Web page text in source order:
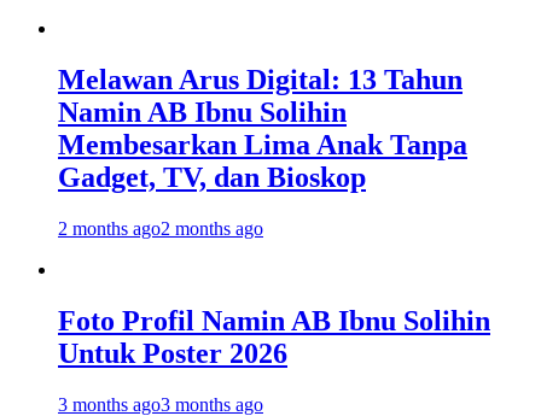
Melawan Arus Digital: 13 Tahun
Namin AB Ibnu Solihin
Membesarkan Lima Anak Tanpa
Gadget, TV, dan Bioskop
2 months ago2 months ago
Foto Profil Namin AB Ibnu Solihin
Untuk Poster 2026
3 months ago3 months ago